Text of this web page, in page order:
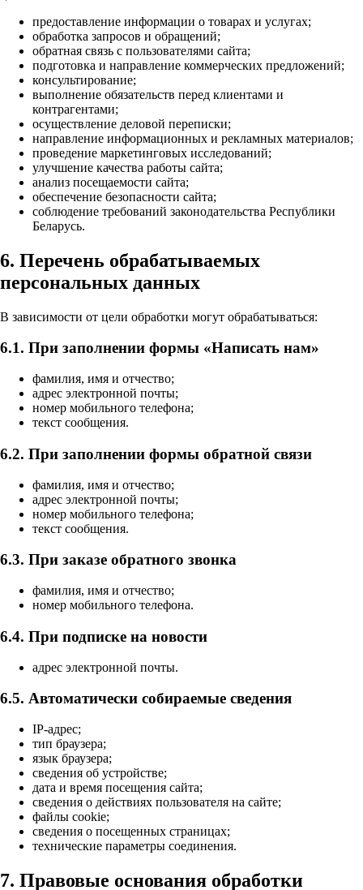
предоставление информации о товарах и услугах;
обработка запросов и обращений;
обратная связь с пользователями сайта;
подготовка и направление коммерческих предложений;
консультирование;
выполнение обязательств перед клиентами и
контрагентами;
осуществление деловой переписки;
направление информационных и рекламных материалов;
проведение маркетинговых исследований;
улучшение качества работы сайта;
анализ посещаемости сайта;
обеспечение безопасности сайта;
соблюдение требований законодательства Республики
Беларусь.
6. Перечень обрабатываемых
персональных данных
В зависимости от цели обработки могут обрабатываться:
6.1. При заполнении формы «Написать нам»
фамилия, имя и отчество;
адрес электронной почты;
номер мобильного телефона;
текст сообщения.
6.2. При заполнении формы обратной связи
фамилия, имя и отчество;
адрес электронной почты;
номер мобильного телефона;
текст сообщения.
6.3. При заказе обратного звонка
фамилия, имя и отчество;
номер мобильного телефона.
6.4. При подписке на новости
адрес электронной почты.
6.5. Автоматически собираемые сведения
IP-адрес;
тип браузера;
язык браузера;
сведения об устройстве;
дата и время посещения сайта;
сведения о действиях пользователя на сайте;
файлы cookie;
сведения о посещенных страницах;
технические параметры соединения.
7. Правовые основания обработки